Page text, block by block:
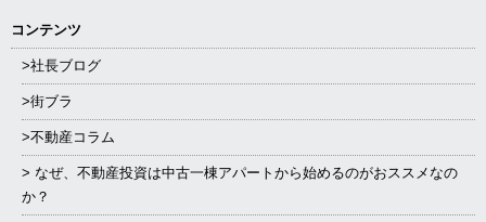
コンテンツ
>社長ブログ
>街ブラ
>不動産コラム
> なぜ、不動産投資は中古一棟アパートから始めるのがおススメなの
か？